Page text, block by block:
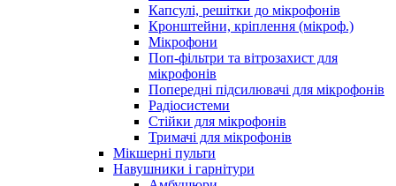
Капсулі, решітки до мікрофонів
Кронштейни, кріплення (мікроф.)
Мікрофони
Поп-фільтри та вітрозахист для
мікрофонів
Попередні підсилювачі для мікрофонів
Радіосистеми
Стійки для мікрофонів
Тримачі для мікрофонів
Мікшерні пульти
Навушники і гарнітури